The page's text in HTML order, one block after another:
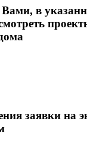
в
заявки на